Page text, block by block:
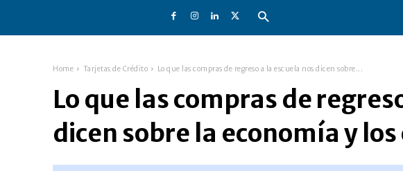
Home Tarjetas de Crédito Lo que las compras de regreso a la escuela nos dicen sobre...
Lo que las compras de
dicen sobre la economía y